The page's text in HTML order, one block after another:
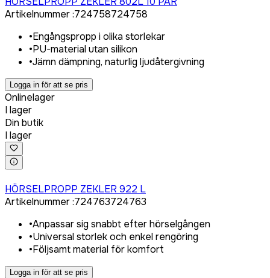
Artikelnummer:724758724758
•Engångspropp i olika storlekar
•PU-material utan silikon
•Jämn dämpning, naturlig ljudåtergivning
Logga in för att se pris
Onlinelager
I lager
Din butik
I lager
HÖRSELPROPP ZEKLER 922 L
Artikelnummer:724763724763
•Anpassar sig snabbt efter hörselgången
•Universal storlek och enkel rengöring
•Följsamt material för komfort
Logga in för att se pris